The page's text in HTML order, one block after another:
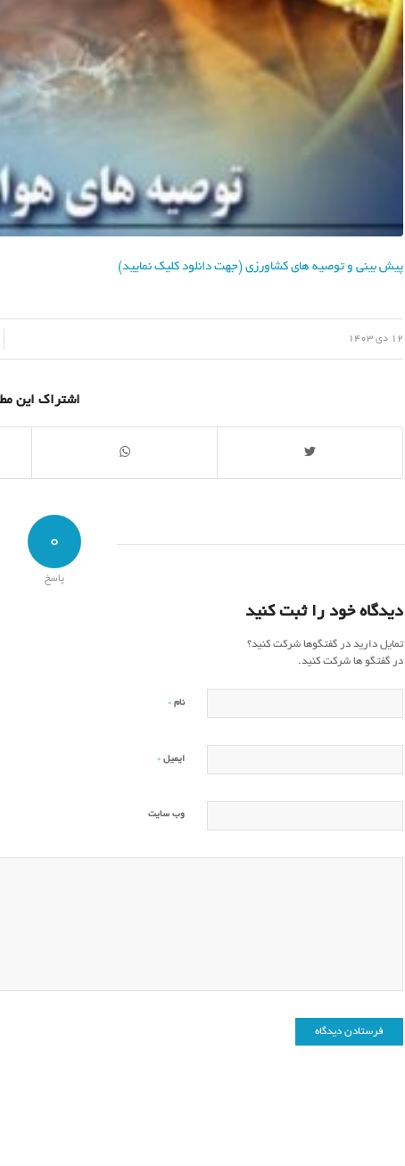
پیش بینی و توصیه های کشاورزی (جهت دانلود کلیک نمایید)
12 دی 1403
اشتراک این
0
پاسخ
دیدگاه خود را ثبت کنید
تمایل دارید در گفتگوها شرکت کنید؟
در گفتگو ها شرکت کنید.
نام *
ایمیل *
وب‌ سایت